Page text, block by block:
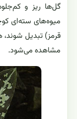
گل‌ها ریز و
میوه‌های سته‌ای
قرمز) تبدیل
مشاهده می‌شود.